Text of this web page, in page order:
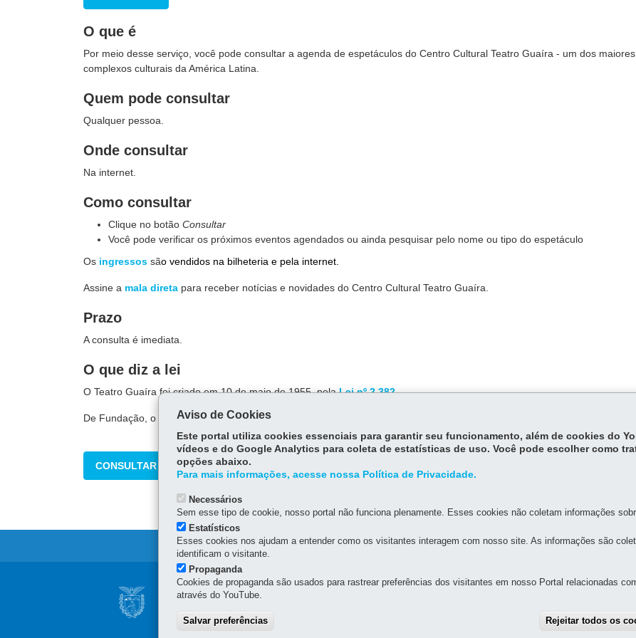
O que é
Por meio desse serviço, você pode consultar a agenda de espetáculos do Centro Cultural Teatro Guaíra - um dos maiores
complexos culturais da América Latina.
Quem pode consultar
Qualquer pessoa.
Onde consultar
Na internet.
Como consultar
Clique no botão Consultar
Você pode verificar os próximos eventos agendados ou ainda pesquisar pelo nome ou tipo do espetáculo
Os ingressos são vendidos na bilheteria e pela internet.
Assine a mala direta para receber notícias e novidades do Centro Cultural Teatro Guaíra.
Prazo
A consulta é imediata.
O que diz a lei
O Teatro Guaíra foi criado em 10 de maio de 1955, pelaLei nº 2.382.
De Fundação, o Teatro passou a Autarquia, em 16 de julho de 1991, com a edição da
CONSULTAR
MAPA
Navegação
principal
AGÊNCIA DA CULTURA
Rua Cruz Machado, 58 - 5º andar - Edifício Presidente Caetano Munhoz da Rocha
Centro
Aviso de Cookies
Este portal utiliza cookies essenciais para garantir seu funcionamento, além de cookies do
vídeos e do Google Analytics para coleta de estatísticas de uso. Você pode escolher como
opções abaixo.
Para mais informações, acesse nossa Política de Privacidade.
Necessários
Sem esse tipo de cookie, nosso portal não funciona plenamente. Esses cookies não coletam informações
Estatísticos
Esses cookies nos ajudam a entender como os visitantes interagem com nosso site. As informações são
identificam o visitante.
Propaganda
Cookies de propaganda são usados para rastrear preferências dos visitantes em nosso Portal relacionadas
através do YouTube.
Salvar preferências Rejeitar todos os